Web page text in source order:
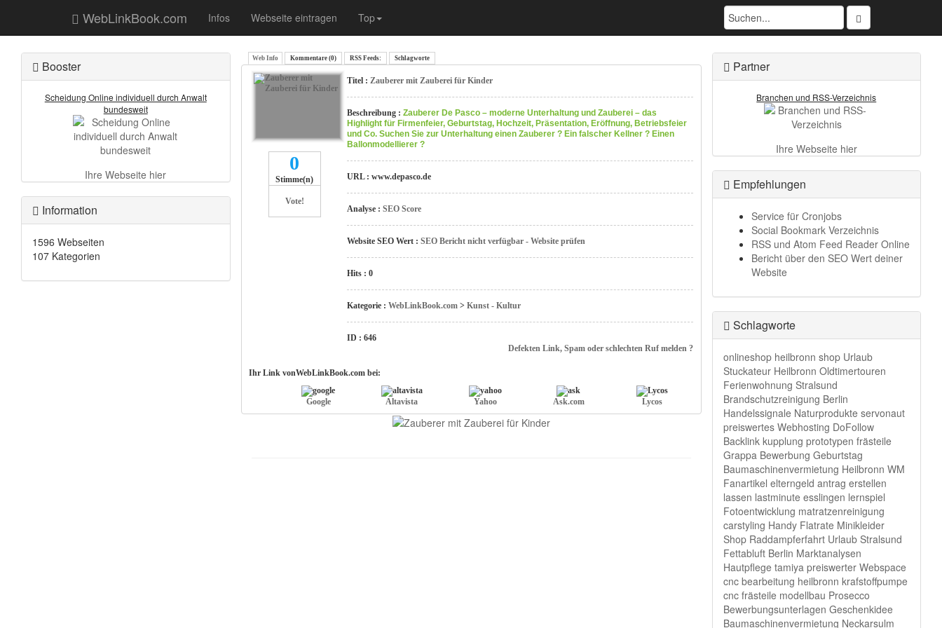
WebLinkBook.com Infos Webseite eintragen Top
Booster
Scheidung Online individuell durch Anwalt
bundesweit
Ihre Webseite hier
Information
1596 Webseiten
107 Kategorien
Web Info Kommentare (0) RSS Feeds: Schlagworte
0
Stimme(n)
Vote!
Titel : Zauberer mit Zauberei für Kinder
Beschreibung : Zauberer De Pasco – moderne Unterhaltung und Zauberei – das
Highlight für Firmenfeier, Geburtstag, Hochzeit, Präsentation, Eröffnung, Betriebsfeier
und Co. Suchen Sie zur Unterhaltung einen Zauberer ? Ein falscher Kellner ? Einen
Ballonmodellierer ?
URL : www.depasco.de
Analyse : SEO Score
Website SEO Wert : SEO Bericht nicht verfügbar - Website prüfen
Hits : 0
Kategorie : WebLinkBook.com> Kunst - Kultur
ID : 646
Defekten Link, Spam oder schlechten Ruf melden ?
Ihr Link vonWebLinkBook.com bei:
Google Altavista Yahoo Ask.com Lycos
Partner
Branchen und RSS-Verzeichnis
Ihre Webseite hier
Empfehlungen
Service für Cronjobs
Social Bookmark Verzeichnis
RSS und Atom Feed Reader Online
Bericht über den SEO Wert deiner
Website
Schlagworte
onlineshop heilbronn shop Urlaub
Stuckateur Heilbronn Oldtimertouren
Ferienwohnung Stralsund
Brandschutzreinigung Berlin
Handelssignale Naturprodukte servonaut
preiswertes Webhosting DoFollow
Backlink kupplung prototypen frästeile
Grappa Bewerbung Geburtstag
Baumaschinenvermietung Heilbronn WM
Fanartikel elterngeld antrag erstellen
lassen lastminute esslingen lernspiel
Fotoentwicklung matratzenreinigung
carstyling Handy Flatrate Minikleider
Shop Raddampferfahrt Urlaub Stralsund
Fettabluft Berlin Marktanalysen
Hautpflege tamiya preiswerter Webspace
cnc bearbeitung heilbronn krafstoffpumpe
cnc frästeile modellbau Prosecco
Bewerbungsunterlagen Geschenkidee
Baumaschinenvermietung Neckarsulm